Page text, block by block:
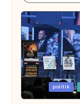
Posted
in
politik